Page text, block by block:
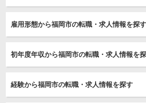
雇用形態から福岡市の転職・求人情報を探す
初年度年収から福岡市の転職・求人情報を
経験から福岡市の転職・求人情報を探す